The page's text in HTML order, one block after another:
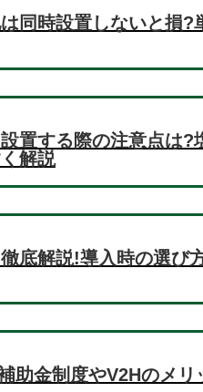
同時設置しないと損?
置する際の注意点は?
解説
底解説!導入時の選び
助金制度やV2Hのメリ